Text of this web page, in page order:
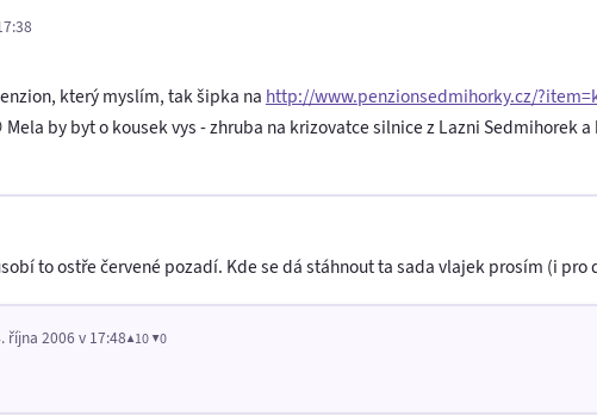
který myslím, tak šipka na http://www.penzionsedmihorky.cz/
by byt o kousek vys - zhruba na krizovatce silnice z Lazni Sedmihorek
to ostře červené pozadí. Kde se dá stáhnout ta sada vlajek prosím (i pro
října 2006 v 17:48▲10 ▼0